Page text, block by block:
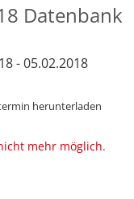
Datenbank
- 05.02.2018
herunterladen
mehr möglich.